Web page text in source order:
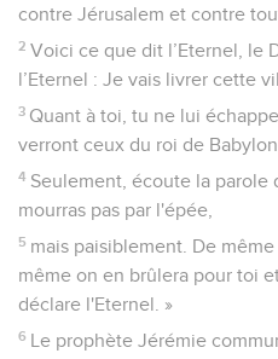
contre Jérusalem et contre
2 Voici ce que dit l’Eternel, le
l’Eternel : Je vais livrer cette
3 Quant à toi, tu ne lui
verront ceux du roi de
4 Seulement, écoute la parole
mourras pas par l'épée,
5 mais paisiblement. De
même on en brûlera pour toi
déclare l'Eternel. »
6 Le prophète Jérémie